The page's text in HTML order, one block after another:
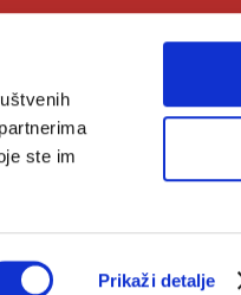
ste im
Prikaži detalje